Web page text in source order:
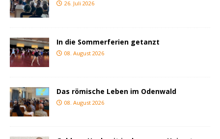
26. Juli 2026
In die Sommerferien getanzt
08. August 2026
Das römische Leben im Odenwald
08. August 2026